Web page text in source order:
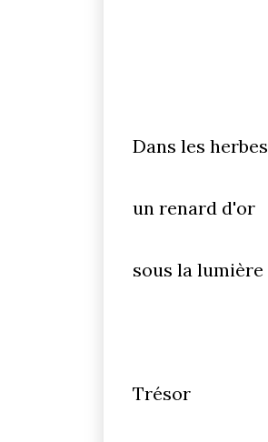
Dans les herbes
un renard d'or
sous la lumière
Trésor